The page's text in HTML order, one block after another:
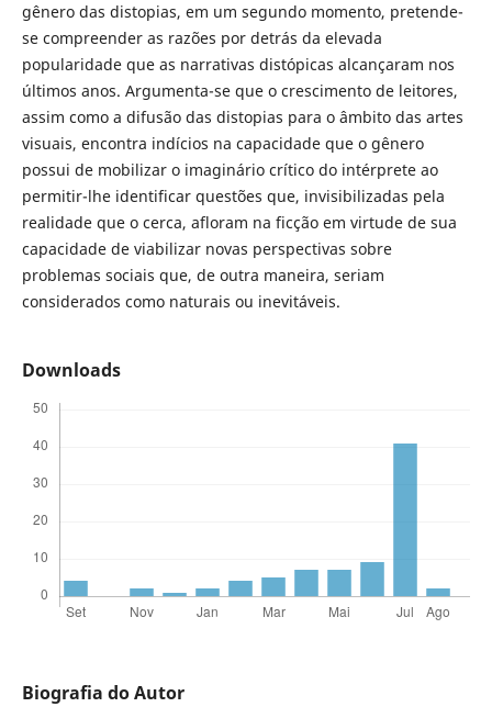
gênero das distopias, em um segundo momento, pretende-
se compreender as razões por detrás da elevada
popularidade que as narrativas distópicas alcançaram nos
últimos anos. Argumenta-se que o crescimento de leitores,
assim como a difusão das distopias para o âmbito das artes
visuais, encontra indícios na capacidade que o gênero
possui de mobilizar o imaginário crítico do intérprete ao
permitir-lhe identificar questões que, invisibilizadas pela
realidade que o cerca, afloram na ficção em virtude de sua
capacidade de viabilizar novas perspectivas sobre
problemas sociais que, de outra maneira, seriam
considerados como naturais ou inevitáveis.
Downloads
Biografia do Autor